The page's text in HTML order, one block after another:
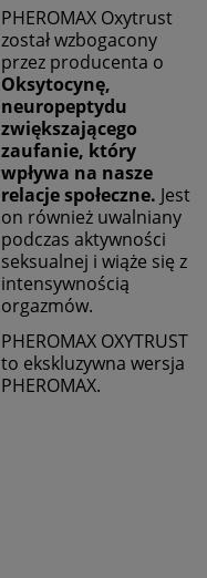
PHEROMAX Oxytrust
został wzbogacony
przez producenta o
Oksytocynę,
neuropeptydu
zwiększającego
zaufanie, który
wpływa na nasze
relacje społeczne. Jest
on również uwalniany
podczas aktywności
seksualnej i wiąże się z
intensywnością
orgazmów.
PHEROMAX OXYTRUST
to ekskluzywna wersja
PHEROMAX.